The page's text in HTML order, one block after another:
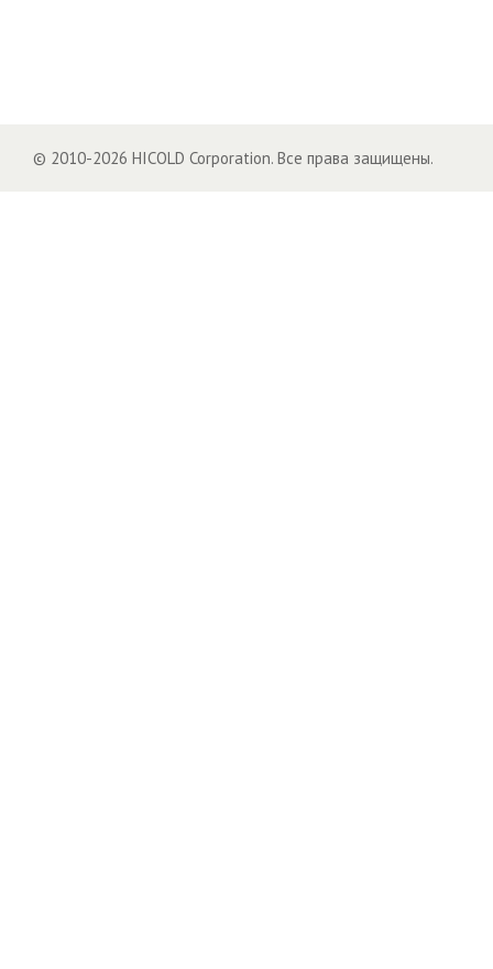
© 2010-2026 HICOLD Corporation. Все права защищены.